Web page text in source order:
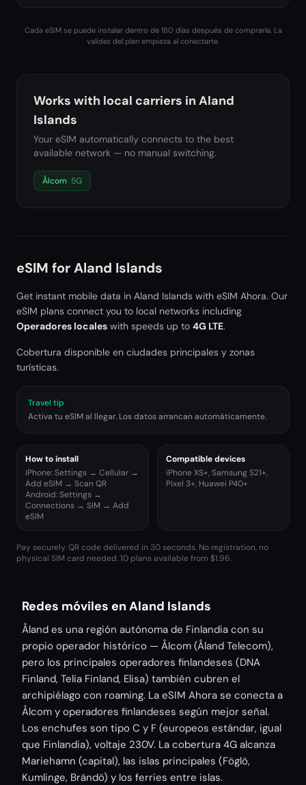
Cada eSIM se puede instalar dentro de 180 días después de comprarla. La
validez del plan empieza al conectarte.
Works with local carriers in Aland
Islands
Your eSIM automatically connects to the best
available network — no manual switching.
Ålcom 5G
eSIM forAland Islands
Get instant mobile data in Aland Islands with eSIM Ahora. Our
eSIM plans connect you to local networks including
Operadores locales with speeds up to 4G LTE.
Cobertura disponible en ciudades principales y zonas
turísticas.
Travel tip
Activa tu eSIM al llegar. Los datos arrancan automáticamente.
How to install
iPhone: Settings → Cellular →
Add eSIM → Scan QR
Android: Settings →
Connections → SIM → Add
eSIM
Compatible devices
iPhone XS+, Samsung S21+,
Pixel 3+, Huawei P40+
Pay securely. QR code delivered in 30 seconds. No registration, no
physical SIM card needed.10 plans available from $1.96.
Redes móviles en Aland Islands
Åland es una región autónoma de Finlandia con su
propio operador histórico — Ålcom (Åland Telecom),
pero los principales operadores finlandeses (DNA
Finland, Telia Finland, Elisa) también cubren el
archipiélago con roaming. La eSIM Ahora se conecta a
Ålcom y operadores finlandeses según mejor señal.
Los enchufes son tipo C y F (europeos estándar, igual
que Finlandia), voltaje 230V. La cobertura 4G alcanza
Mariehamn (capital), las islas principales (Föglö,
Kumlinge, Brändö) y los ferries entre islas.